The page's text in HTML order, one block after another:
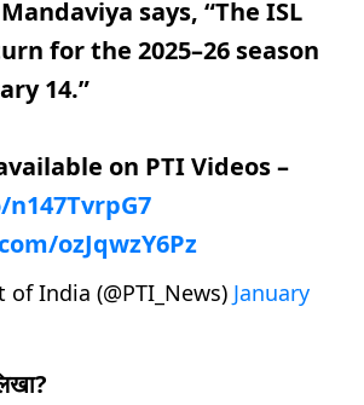
says, “The ISL
for the 2025–26 season
14.”
on PTI Videos –
ozJqwzY6Pz
India (@PTI_News) January